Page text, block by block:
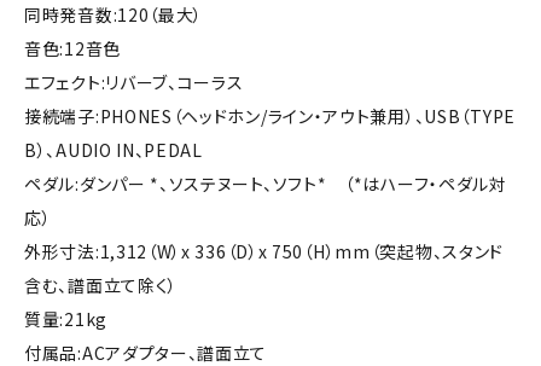
同時発音数:120（最大）
音色:12音色
エフェクト:リバーブ、コーラス
接続端子:PHONES（ヘッドホン/ライン・アウト兼用）、USB（TYPE
B）、AUDIO IN、PEDAL
ペダル:ダンパー *、ソステヌート、ソフト* （*はハーフ・ペダル対
応）
外形寸法:1,312（W）x 336（D）x 750（H）mm（突起物、スタンド
含む、譜面立て除く）
質量:21kg
付属品:ACアダプター、譜面立て